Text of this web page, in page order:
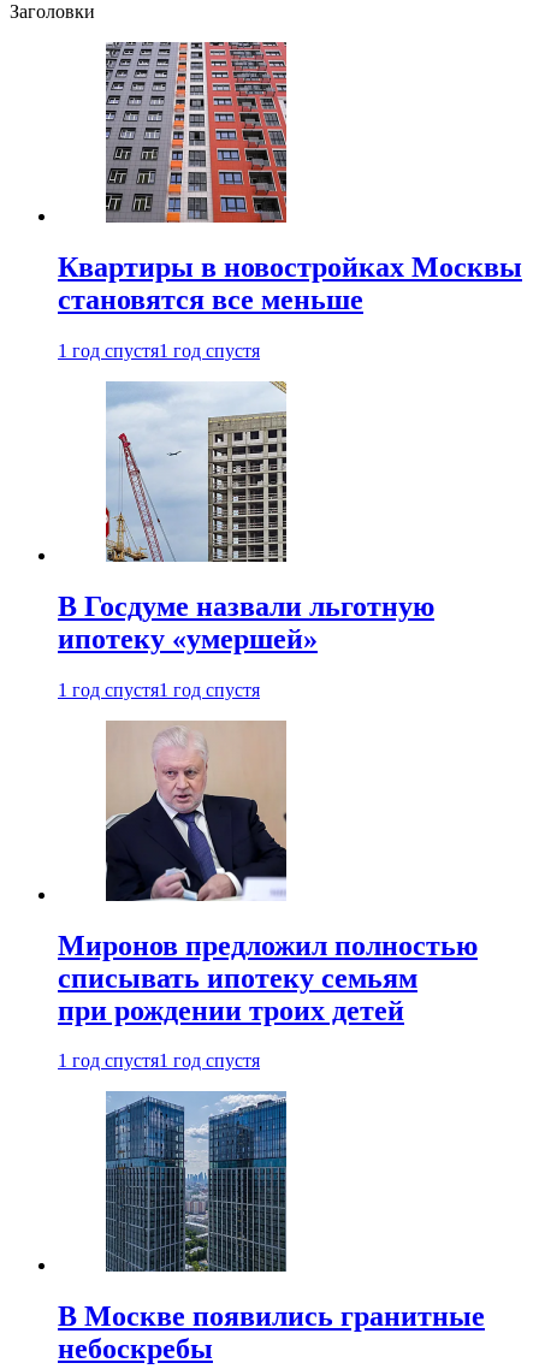
Заголовки
Квартиры в новостройках Москвы
становятся все меньше
1 год спустя1 год спустя
В Госдуме назвали льготную
ипотеку «умершей»
1 год спустя1 год спустя
Миронов предложил полностью
списывать ипотеку семьям
при рождении троих детей
1 год спустя1 год спустя
В Москве появились гранитные
небоскребы